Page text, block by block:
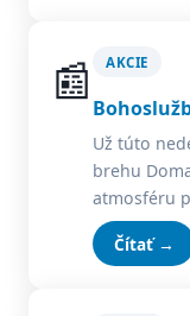
📰 AKCIE
Už túto
brehu
atmosféru
Čítať →